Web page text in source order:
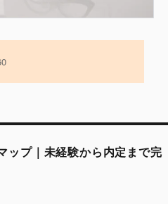
ップ｜未経験から内定まで完